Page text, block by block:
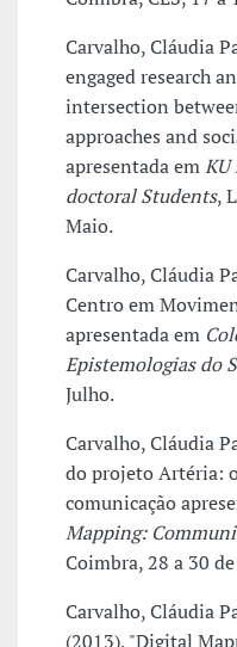
Carvalho, Cláudia
engaged research
intersection
approaches and
apresentada emKU
doctoral Students,
Maio.
Carvalho, Cláudia
Centro em
apresentada em
Epistemologias do
Julho.
Carvalho, Cláudia
do projeto Artéria:
comunicação
Mapping:
Coimbra, 28 a 30
Carvalho, Cláudia
(2013), "Digital